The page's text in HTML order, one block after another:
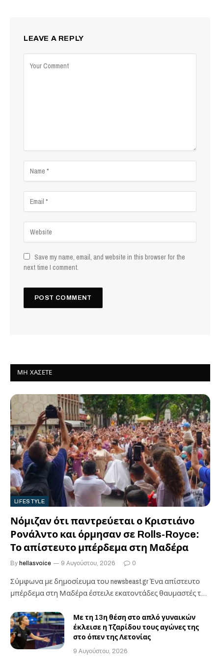
LEAVE A REPLY
Save my name, email, and website in this browser for the
next time I comment.
ΜΗ ΧΆΣΕΤΕ
LIFESTYLE
Νόμιζαν ότι παντρεύεται ο Κριστιάνο
Ρονάλντο και όρμησαν σε Rolls-Royce:
Το απίστευτο μπέρδεμα στη Μαδέρα
By hellasvoice 9 Αυγούστου, 2026 0
Σύμφωνα με δημοσίευμα του newsbeast.gr ​Ένα απίστευτο
μπέρδεμα στη Μαδέρα έστειλε εκατοντάδες θαυμαστές του
Με τη 13η θέση στο απλό γυναικών
έκλεισε η Τζαρίδου τους αγώνες της
στο όπεν της Λετονίας
9 Αυγούστου, 2026